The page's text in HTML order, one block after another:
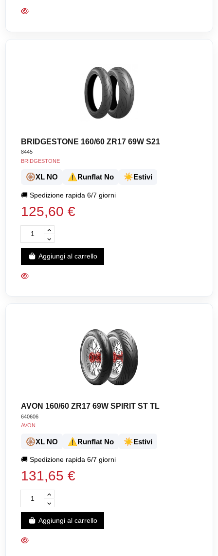
BRIDGESTONE 160/60 ZR17 69W S21
8445
BRIDGESTONE
🛞XL NO ⚠️Runflat No ☀️Estivi
🚚Spedizione rapida 6/7 giorni
125,60 €
Aggiungi al carrello
AVON 160/60 ZR17 69W SPIRIT ST TL
640606
AVON
🛞XL NO ⚠️Runflat No ☀️Estivi
🚚Spedizione rapida 6/7 giorni
131,65 €
Aggiungi al carrello